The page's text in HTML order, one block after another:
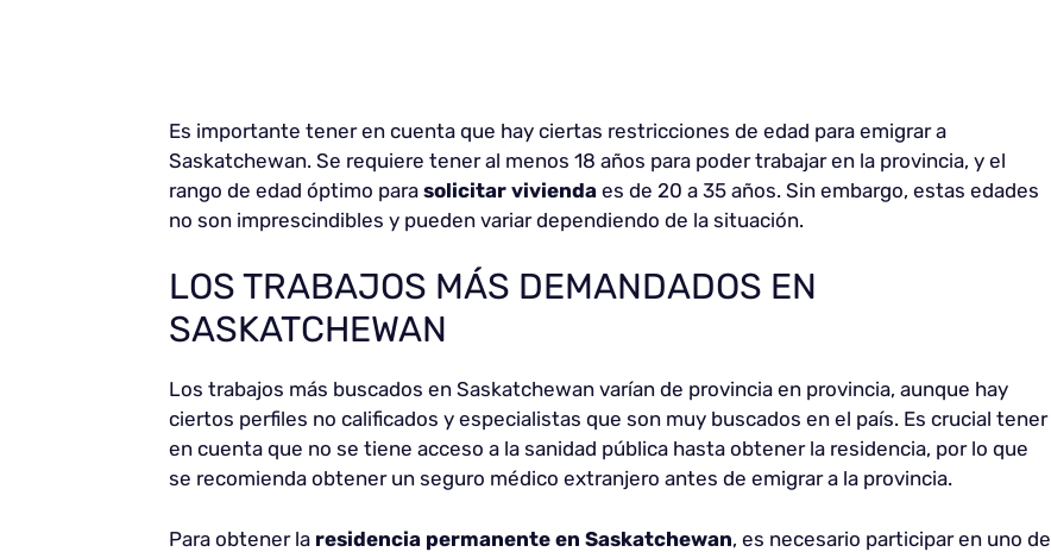
Es importante tener en cuenta que hay ciertas restricciones de edad para emigrar a
Saskatchewan. Se requiere tener al menos 18 años para poder trabajar en la provincia, y el
rango de edad óptimo para solicitar vivienda es de 20 a 35 años. Sin embargo, estas edades
no son imprescindibles y pueden variar dependiendo de la situación.
LOS TRABAJOS MÁS DEMANDADOS EN
SASKATCHEWAN
Los trabajos más buscados en Saskatchewan varían de provincia en provincia, aunque hay
ciertos perfiles no calificados y especialistas que son muy buscados en el país. Es crucial tener
en cuenta que no se tiene acceso a la sanidad pública hasta obtener la residencia, por lo que
se recomienda obtener un seguro médico extranjero antes de emigrar a la provincia.
Para obtener la residencia permanente en Saskatchewan, es necesario participar en uno de